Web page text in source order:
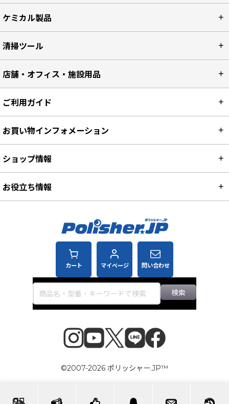
ケミカル製品
清掃ツール
店舗・オフィス・施設用品
カート マイページ 問い合わせ
検索
ご利用ガイド
お買い物インフォメーション
ショップ情報
お役立ち情報
©2007-2026 ポリッシャー.JP™